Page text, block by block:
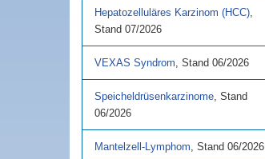
Hepatozelluläres Karzinom (HCC),
Stand 07/2026
VEXAS Syndrom, Stand 06/2026
Speicheldrüsenkarzinome, Stand
06/2026
Mantelzell-Lymphom, Stand 06/2026